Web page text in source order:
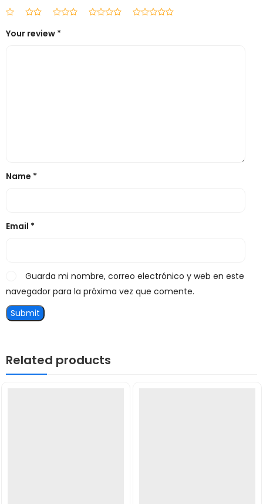
Your review *
Name *
Email *
Guarda mi nombre, correo electrónico y web en este
navegador para la próxima vez que comente.
Related products